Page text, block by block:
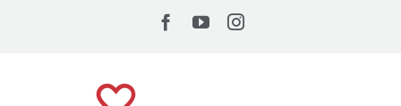
Facebook
YouTubeInstagram